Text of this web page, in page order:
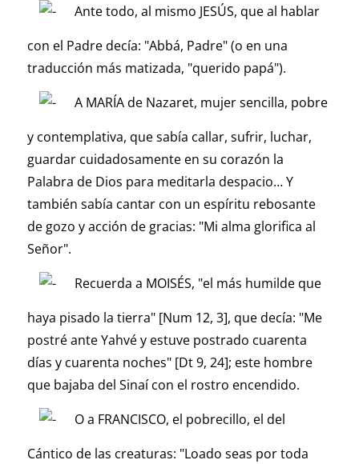
Ante todo, al mismo JESÚS, que al hablar
con el Padre decía: "Abbá, Padre" (o en una
traducción más matizada, "querido papá").
A MARÍA de Nazaret, mujer sencilla, pobre
y contemplativa, que sabía callar, sufrir, luchar,
guardar cuidadosamente en su corazón la
Palabra de Dios para meditarla despacio… Y
también sabía cantar con un espíritu rebosante
de gozo y acción de gracias: "Mi alma glorifica al
Señor".
Recuerda a MOISÉS, "el más humilde que
haya pisado la tierra" [Num 12, 3], que decía: "Me
postré ante Yahvé y estuve postrado cuarenta
días y cuarenta noches" [Dt 9, 24]; este hombre
que bajaba del Sinaí con el rostro encendido.
O a FRANCISCO, el pobrecillo, el del
Cántico de las creaturas: "Loado seas por toda